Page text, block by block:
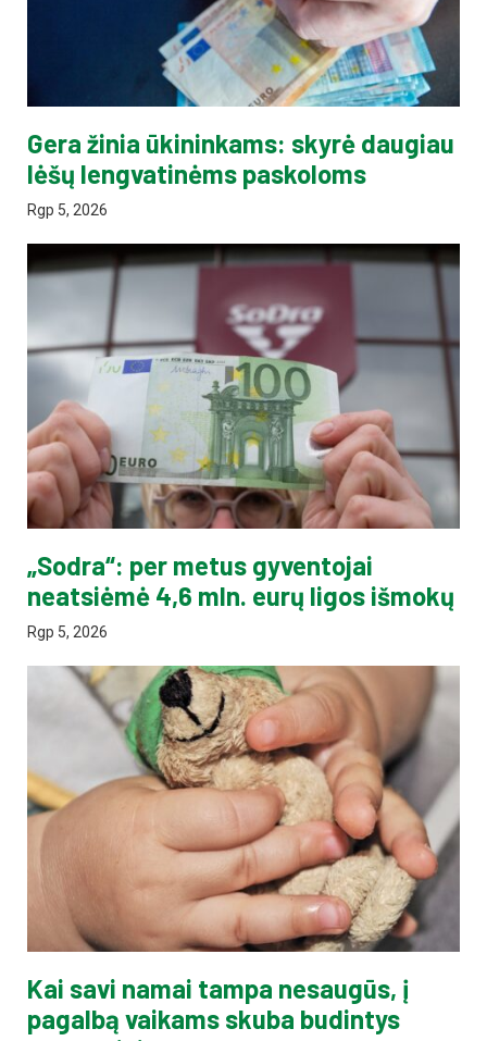
Gera žinia ūkininkams: skyrė daugiau
lėšų lengvatinėms paskoloms
Rgp 5, 2026
„Sodra“: per metus gyventojai
neatsiėmė 4,6 mln. eurų ligos išmokų
Rgp 5, 2026
Kai savi namai tampa nesaugūs, į
pagalbą vaikams skuba budintys